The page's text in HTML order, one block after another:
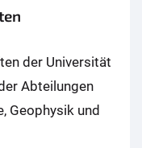
der Universität
Abteilungen
Geophysik und